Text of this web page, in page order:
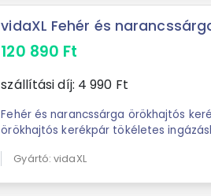
vidaXL Fehér és
120 890 Ft
szállítási díj: 4 990 Ft
Fehér és narancssárga örökhajtós
örökhajtós kerékpár tökéletes
Gyártó: vidaXL